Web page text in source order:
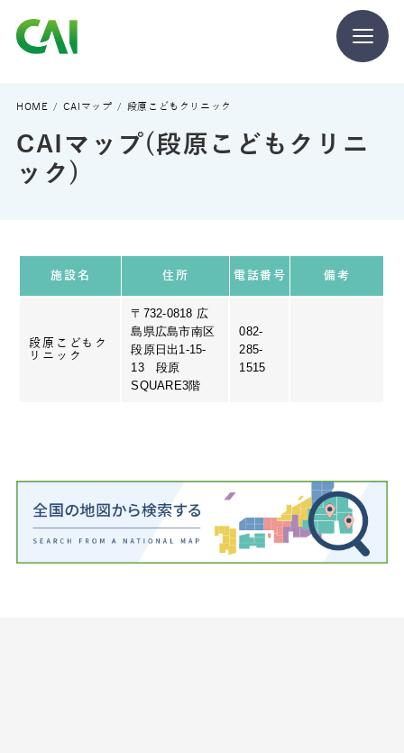
CAIとは
CAIを目指す方へ
CAIマガジン
HOME CAIマップ 段原こどもクリニック
CAIマップ(段原こどもクリニ
ック)
施設名 住所 電話番号 備考
段原こどもク
リニック
〒732-0818 広
島県広島市南区
段原日出1-15-
13 段原
SQUARE3階
082-
285-
1515